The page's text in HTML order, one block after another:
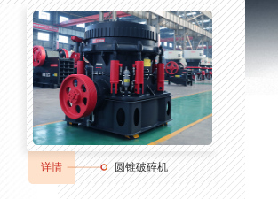
详情 圆锥破碎机